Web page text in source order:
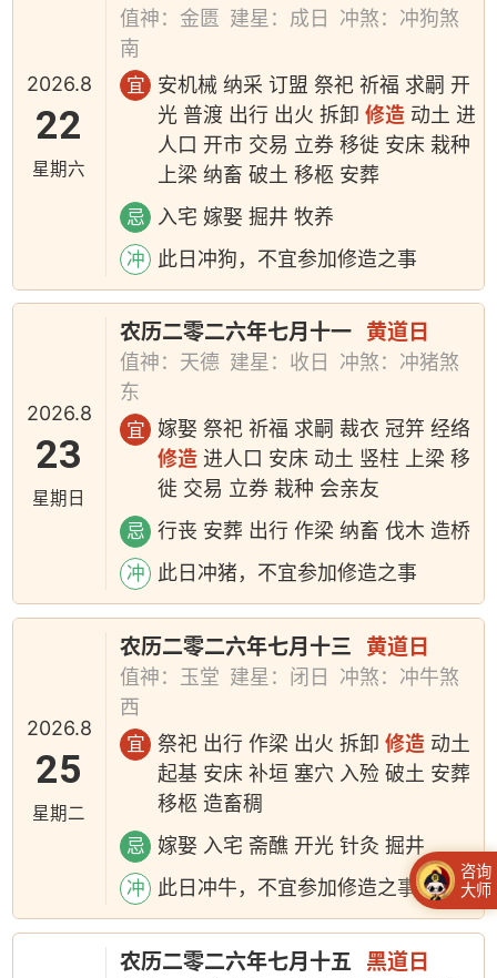
2026.8
22
星期六
值神：金匮 建星：成日
冲煞：冲狗煞
南
宜
安机械 纳采 订盟 祭祀 祈福 求嗣 开
光 普渡 出行 出火 拆卸修造 动土 进
人口 开市 交易 立券 移徙 安床 栽种
上梁 纳畜 破土 移柩 安葬
忌 入宅 嫁娶 掘井 牧养
冲 此日冲狗，不宜参加修造之事
2026.8
23
星期日
农历二零二六年七月十一 黄道日
值神：天德 建星：收日
冲煞：冲猪煞
东
宜
嫁娶 祭祀 祈福 求嗣 裁衣 冠笄 经络
修造 进人口 安床 动土 竖柱 上梁 移
徙 交易 立券 栽种 会亲友
忌 行丧 安葬 出行 作梁 纳畜 伐木 造桥
冲 此日冲猪，不宜参加修造之事
2026.8
25
星期二
农历二零二六年七月十三 黄道日
值神：玉堂 建星：闭日
冲煞：冲牛煞
西
宜 祭祀 出行 作梁 出火 拆卸修造 动土
起基 安床 补垣 塞穴 入殓 破土 安葬
移柩 造畜稠
忌 嫁娶 入宅 斋醮 开光 针灸 掘井
冲 此日冲牛，不宜参加修造之事
农历二零二六年七月十五 黑道日
咨询
大师